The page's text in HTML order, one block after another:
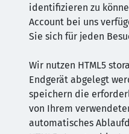
identifizieren zu
Account bei uns
Sie sich für jeden
Wir nutzen HTML5
Endgerät abgelegt
speichern die
von Ihrem
automatisches